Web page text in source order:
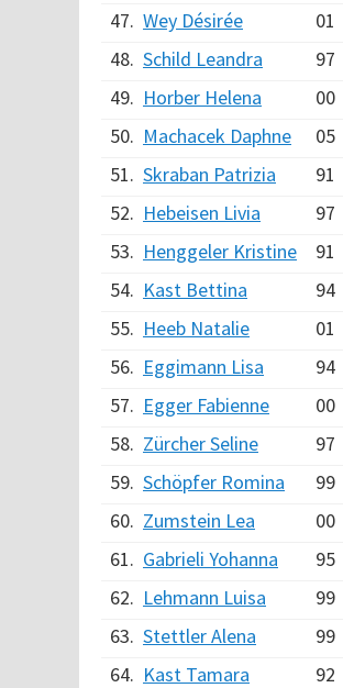
47. Wey Désirée 01
48. Schild Leandra 97
49. Horber Helena 00
50. Machacek Daphne 05
51. Skraban Patrizia 91
52. Hebeisen Livia 97
53. Henggeler Kristine 91
54. Kast Bettina 94
55. Heeb Natalie 01
56. Eggimann Lisa 94
57. Egger Fabienne 00
58. Zürcher Seline 97
59. Schöpfer Romina 99
60. Zumstein Lea 00
61. Gabrieli Yohanna 95
62. Lehmann Luisa 99
63. Stettler Alena 99
64. Kast Tamara 92